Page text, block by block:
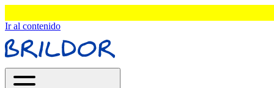
Ir al contenido